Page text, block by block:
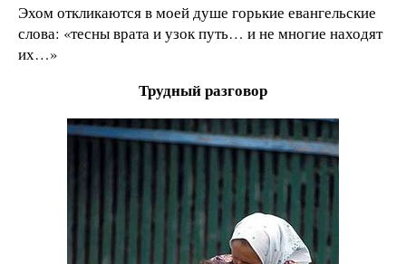
Эхом откликаются в моей душе горькие евангельские
слова: «тесны врата и узок путь… и не многие находят
их…»
Трудный разговор